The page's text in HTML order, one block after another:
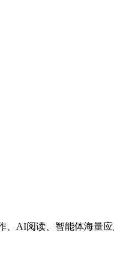
AI阅读、智能体海量